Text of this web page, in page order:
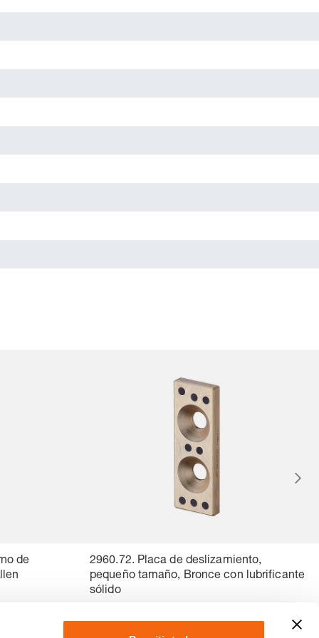
de
2960.72. Placa de deslizamiento,
pequeño tamaño, Bronce con lubrificante
sólido